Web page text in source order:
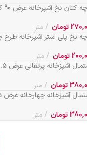
کتان نخ آشپرخانه عرض 90 کد 705
تومان متر
نخ پلی استر آشپرخانه طرح
تومان متر
تومان متر
تومان متر